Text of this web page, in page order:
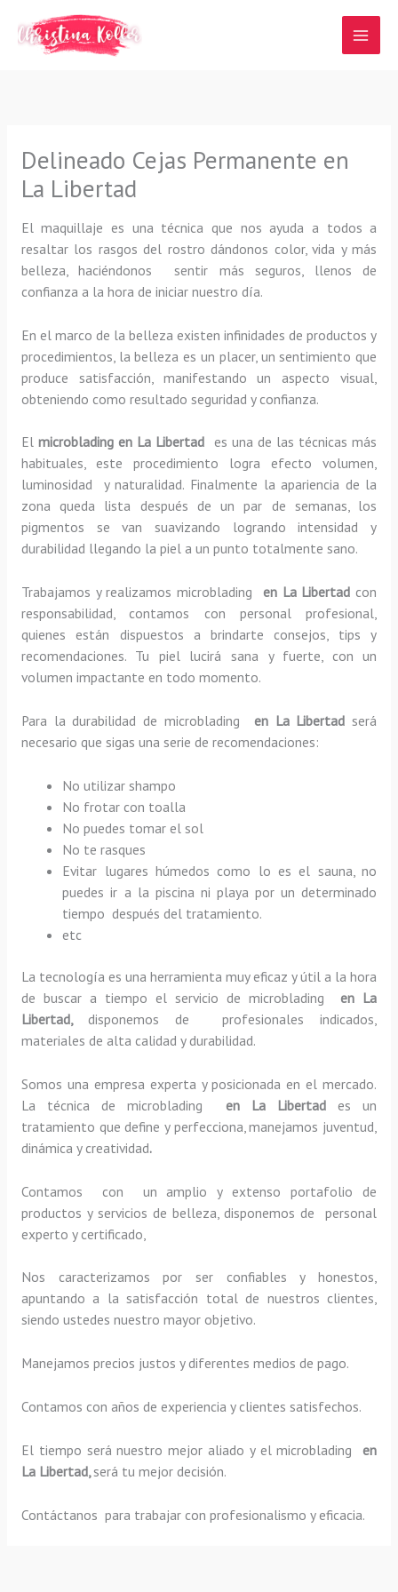
contenido
Delineado Cejas Permanente en
La Libertad
El maquillaje es una técnica que nos ayuda a todos a
resaltar los rasgos del rostro dándonos color, vida y más
belleza, haciéndonos sentir más seguros, llenos de
confianza a la hora de iniciar nuestro día.
En el marco de la belleza existen infinidades de productos y
procedimientos, la belleza es un placer, un sentimiento que
produce satisfacción, manifestando un aspecto visual,
obteniendo como resultado seguridad y confianza.
El microblading en La Libertad es una de las técnicas más
habituales, este procedimiento logra efecto volumen,
luminosidad y naturalidad. Finalmente la apariencia de la
zona queda lista después de un par de semanas, los
pigmentos se van suavizando logrando intensidad y
durabilidad llegando la piel a un punto totalmente sano.
Trabajamos y realizamos microblading en La Libertad con
responsabilidad, contamos con personal profesional,
quienes están dispuestos a brindarte consejos, tips y
recomendaciones. Tu piel lucirá sana y fuerte, con un
volumen impactante en todo momento.
Para la durabilidad de microblading en La Libertad será
necesario que sigas una serie de recomendaciones:
No utilizar shampo
No frotar con toalla
No puedes tomar el sol
No te rasques
Evitar lugares húmedos como lo es el sauna, no
puedes ir a la piscina ni playa por un determinado
tiempo después del tratamiento.
etc
La tecnología es una herramienta muy eficaz y útil a la hora
de buscar a tiempo el servicio de microblading en La
Libertad,disponemos de profesionales indicados,
materiales de alta calidad y durabilidad.
Somos una empresa experta y posicionada en el mercado.
La técnica de microblading en La Libertad es un
tratamiento que define y perfecciona, manejamos juventud,
dinámica y creatividad.
Contamos con un amplio y extenso portafolio de
productos y servicios de belleza, disponemos de personal
experto y certificado,
Nos caracterizamos por ser confiables y honestos,
apuntando a la satisfacción total de nuestros clientes,
siendo ustedes nuestro mayor objetivo.
Manejamos precios justos y diferentes medios de pago.
Contamos con años de experiencia y clientes satisfechos.
El tiempo será nuestro mejor aliado y elmicroblading en
La Libertad, será tu mejor decisión.
Contáctanos para trabajar con profesionalismo y eficacia.